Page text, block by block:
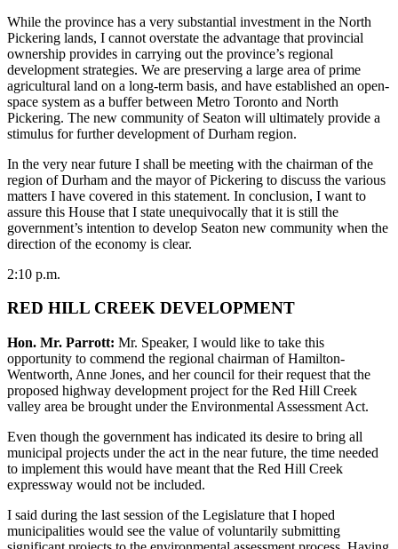
While the province has a very substantial investment in the North
Pickering lands, I cannot overstate the advantage that provincial
ownership provides in carrying out the province’s regional
development strategies. We are preserving a large area of prime
agricultural land on a long-term basis, and have established an open-
space system as a buffer between Metro Toronto and North
Pickering. The new community of Seaton will ultimately provide a
stimulus for further development of Durham region.
In the very near future I shall be meeting with the chairman of the
region of Durham and the mayor of Pickering to discuss the various
matters I have covered in this statement. In conclusion, I want to
assure this House that I state unequivocally that it is still the
government’s intention to develop Seaton new community when the
direction of the economy is clear.
2:10 p.m.
RED HILL CREEK DEVELOPMENT
Hon. Mr. Parrott: Mr. Speaker, I would like to take this
opportunity to commend the regional chairman of Hamilton-
Wentworth, Anne Jones, and her council for their request that the
proposed highway development project for the Red Hill Creek
valley area be brought under the Environmental Assessment Act.
Even though the government has indicated its desire to bring all
municipal projects under the act in the near future, the time needed
to implement this would have meant that the Red Hill Creek
expressway would not be included.
I said during the last session of the Legislature that I hoped
municipalities would see the value of voluntarily submitting